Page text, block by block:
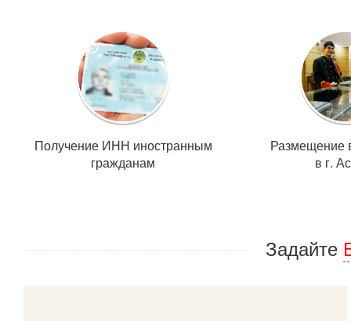
Получение ИНН иностранным
гражданам
Размещение
в г.
Задайте